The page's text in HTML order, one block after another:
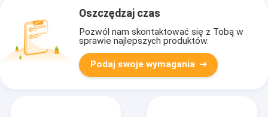
Oszczędzaj czas
Pozwól nam skontaktować się z Tobą w
sprawie najlepszych produktów.
Podaj swoje wymagania